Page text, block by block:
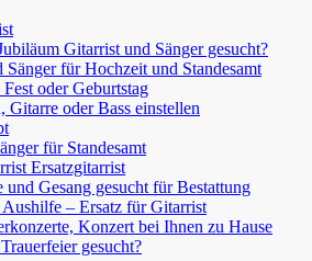
Gitarrist und Sänger gesucht?
Sänger für Hochzeit und Standesamt
oder Geburtstag
Gitarre oder Bass einstellen
für Standesamt
Ersatzgitarrist
und Gesang gesucht für Bestattung
– Ersatz für Gitarrist
Konzert bei Ihnen zu Hause
gesucht?